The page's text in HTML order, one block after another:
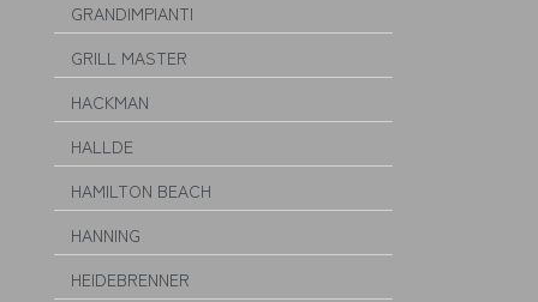
GRANDIMPIANTI
GRILL MASTER
HACKMAN
HALLDE
HAMILTON BEACH
HANNING
HEIDEBRENNER